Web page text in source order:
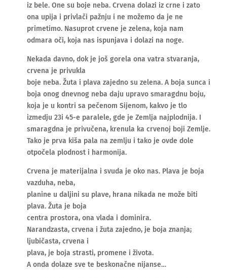
iz bele. One su boje neba. Crvena dolazi iz crne i zato
ona upija i privlači pažnju i ne možemo da je ne
primetimo. Nasuprot crvene je zelena, koja nam
odmara oči, koja nas ispunjava i dolazi na noge.
Nekada davno, dok je još gorela ona vatra stvaranja,
crvena je privukla
boje neba. Žuta i plava zajedno su zelena. A boja sunca i
boja onog dnevnog neba daju upravo smaragdnu boju,
koja je u kontri sa pečenom Sijenom, kakvo je tlo
izmedju 23i 45-e paralele, gde je Zemlja najplodnija. I
smaragdna je privučena, krenula ka crvenoj boji Zemlje.
Tako je prva kiša pala na zemlju i tako je ovde dole
otpočela plodnost i harmonija.
Crvena je materijalna i svuda je oko nas. Plava je boja
vazduha, neba,
planine u daljini su plave, hrana nikada ne može biti
plava. Žuta je boja
centra prostora, ona vlada i dominira.
Narandzasta, crvena i žuta zajedno, je boja znanja;
ljubičasta, crvena i
plava, je boja strasti, promene i života.
A onda dolaze sve te beskonačne nijanse…